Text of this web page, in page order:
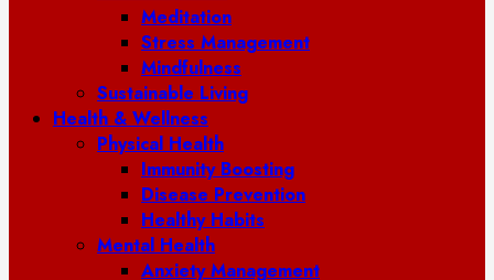
Meditation
Stress Management
Mindfulness
Sustainable Living
Health & Wellness
Physical Health
Immunity Boosting
Disease Prevention
Healthy Habits
Mental Health
Anxiety Management